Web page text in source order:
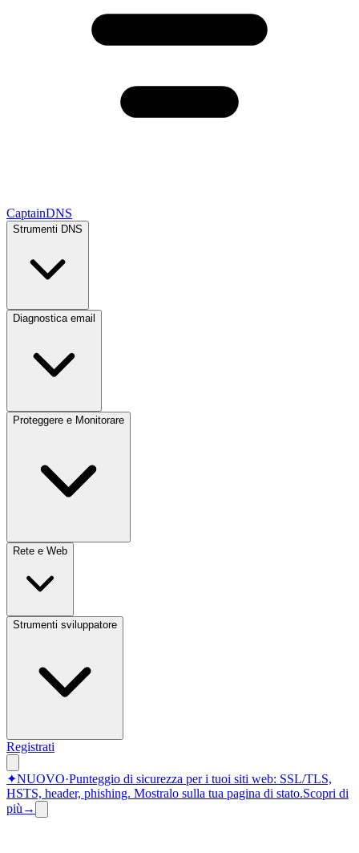
CaptainDNS
Strumenti DNS
Diagnostica email
Proteggere e Monitorare
Rete e Web
Strumenti sviluppatore
Registrati
✦NUOVO·Punteggio di sicurezza per i tuoi siti web: SSL/TLS,
HSTS, header, phishing. Mostralo sulla tua pagina di stato.Scopri di
più →